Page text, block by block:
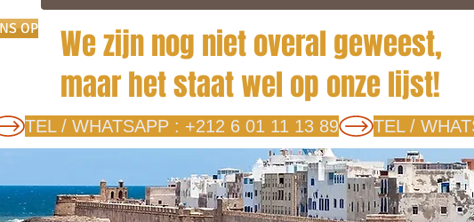
OP
We zijn nog niet overal geweest,
maar het staat wel op onze lijst!